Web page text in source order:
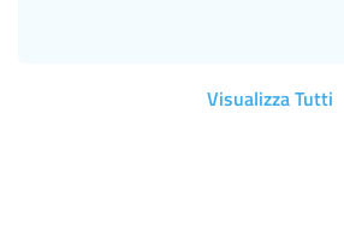
Visualizza Tutti